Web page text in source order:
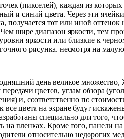
(пикселей), каждая из
и синий цвета. Через эти
получается тот или иной
шире диапазон яркости, тем
яркости или близкие к
рисунка, несмотря на
день великое
цветов, углам обзора
и, соответственно по
цвета на экране будут
специально для того,
пленках. Кроме того, панели
относительно недорогих